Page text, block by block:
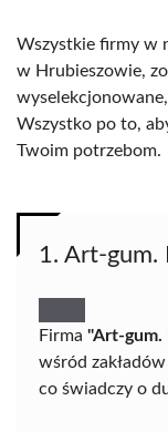
Wszystkie firmy w
w Hrubieszowie,
Wszystko po to,
Twoim potrzebom.
1. Art-gum.
Firma "Art-gum.
wśród
co świadczy o